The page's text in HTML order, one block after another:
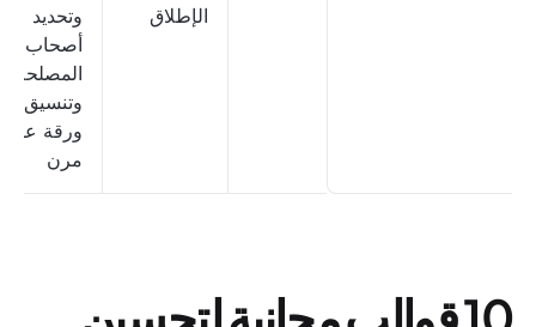
الإطلاق
وتحديد
أصحاب
المصلحة،
وتنسيق
ورقة عمل
مرن